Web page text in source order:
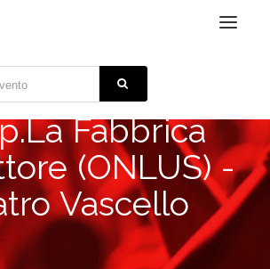
Toggle
Fabbrica
(ONLUS) -
Vascello